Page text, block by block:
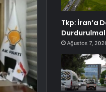
Tkp: İran’a
Ağustos 7,